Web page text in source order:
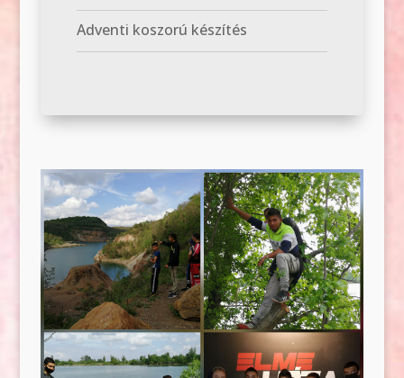
Adventi koszorú készítés